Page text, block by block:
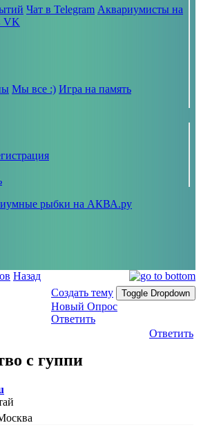
Чат в Telegram Аквариумисты на
VK
Мы все :) Игра на память
Назад
Создать тему
Toggle Dropdown
Новый Опрос
Ответить
Ответить
с гуппи